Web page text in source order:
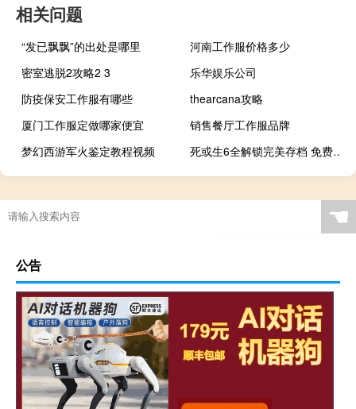
相关问题
“发已飘飘”的出处是哪里
河南工作服价格多少
密室逃脱2攻略2 3
乐华娱乐公司
防疫保安工作服有哪些
thearcana攻略
厦门工作服定做哪家便宜
销售餐厅工作服品牌
梦幻西游军火鉴定教程视频
死或生6全解锁完美存档 免费版（死或生6全解锁完美存档 免费版功能简介）
☚
公告